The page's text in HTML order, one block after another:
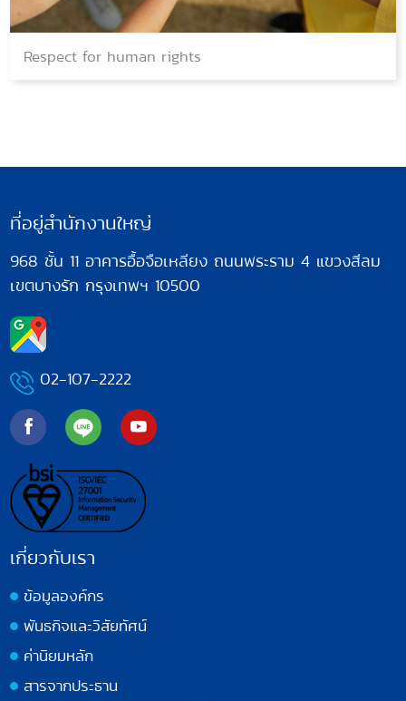
Respect for human rights
ที่อยู่สำนักงานใหญ่
968 ชั้น 11 อาคารอื้อจือเหลียง ถนนพระราม 4 แขวงสีลม
เขตบางรัก กรุงเทพฯ 10500
02-107-2222
เกี่ยวกับเรา
ข้อมูลองค์กร
พันธกิจและวิสัยทัศน์
ค่านิยมหลัก
สารจากประธาน